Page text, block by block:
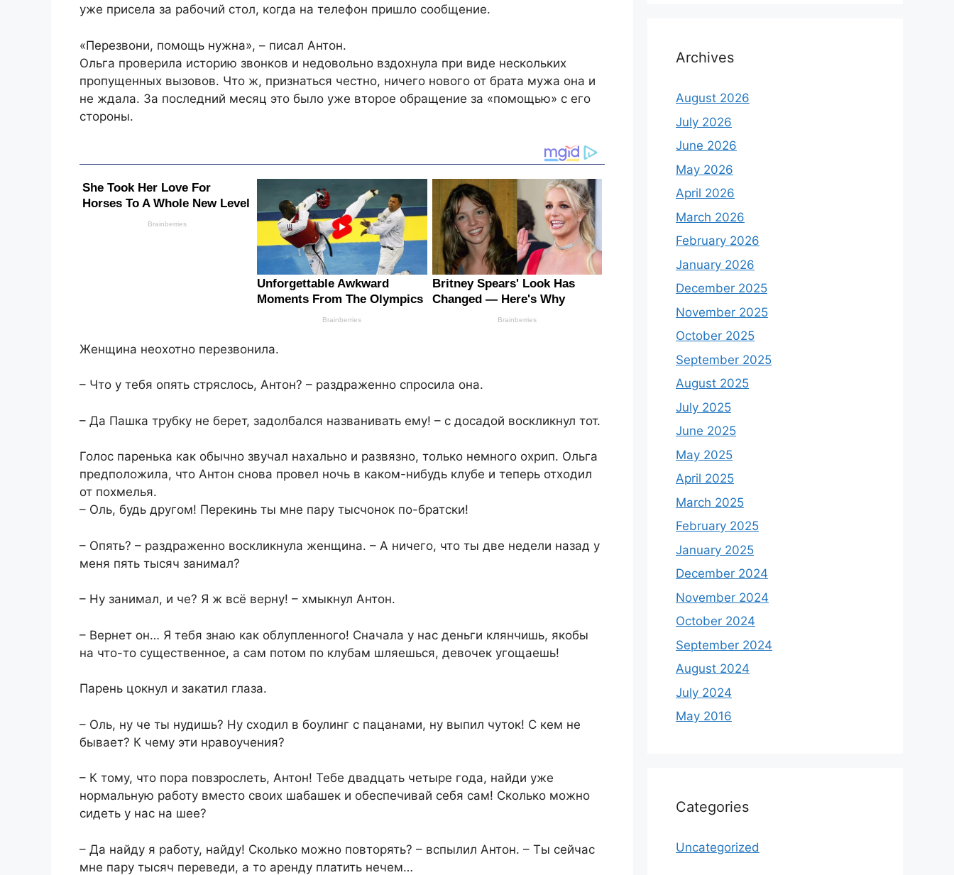
уже присела за рабочий стол, когда на телефон пришло сообщение.
«Перезвони, помощь нужна», – писал Антон.
Ольга проверила историю звонков и недовольно вздохнула при виде нескольких
пропущенных вызовов. Что ж, признаться честно, ничего нового от брата мужа она и
не ждала. За последний месяц это было уже второе обращение за «помощью» с его
стороны.
Женщина неохотно перезвонила.
– Что у тебя опять стряслось, Антон? – раздраженно спросила она.
– Да Пашка трубку не берет, задолбался названивать ему! – с досадой воскликнул тот.
Голос паренька как обычно звучал нахально и развязно, только немного охрип. Ольга
предположила, что Антон снова провел ночь в каком-нибудь клубе и теперь отходил
от похмелья.
– Оль, будь другом! Перекинь ты мне пару тысчонок по-братски!
– Опять? – раздраженно воскликнула женщина. – А ничего, что ты две недели назад у
меня пять тысяч занимал?
– Ну занимал, и че? Я ж всё верну! – хмыкнул Антон.
– Вернет он… Я тебя знаю как облупленного! Сначала у нас деньги клянчишь, якобы
на что-то существенное, а сам потом по клубам шляешься, девочек угощаешь!
Парень цокнул и закатил глаза.
– Оль, ну че ты нудишь? Ну сходил в боулинг с пацанами, ну выпил чуток! С кем не
бывает? К чему эти нравоучения?
– К тому, что пора повзрослеть, Антон! Тебе двадцать четыре года, найди уже
нормальную работу вместо своих шабашек и обеспечивай себя сам! Сколько можно
сидеть у нас на шее?
– Да найду я работу, найду! Сколько можно повторять? – вспылил Антон. – Ты сейчас
мне пару тысяч переведи, а то аренду платить нечем…
Archives
August 2026
July 2026
June 2026
May 2026
April 2026
March 2026
February 2026
January 2026
December 2025
November 2025
October 2025
September 2025
August 2025
July 2025
June 2025
May 2025
April 2025
March 2025
February 2025
January 2025
December 2024
November 2024
October 2024
September 2024
August 2024
July 2024
May 2016
Categories
Uncategorized